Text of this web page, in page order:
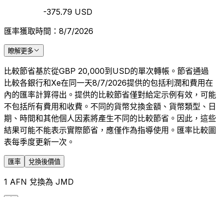
-375.79 USD
匯率獲取時間：8/7/2026
瞭解更多
比較節省基於從GBP 20,000到USD的單次轉帳。節省通過
比較各銀行和Xe在同一天8/7/2026提供的包括利潤和費用在
內的匯率計算得出。提供的比較節省僅對給定示例有效，可能
不包括所有費用和收費。不同的貨幣兌換金額、貨幣類型、日
期、時間和其他個人因素將產生不同的比較節省。因此，這些
結果可能不能表示實際節省，應僅作為指導使用。匯率比較圖
表每季度更新一次。
匯率 兌換後價值
1 AFN 兌換為 JMD